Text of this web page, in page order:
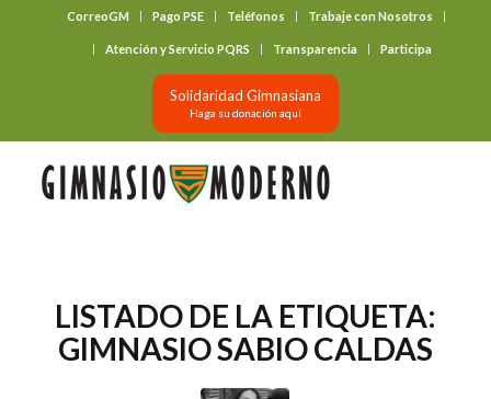
CorreoGM Pago PSE Teléfonos Trabaje con Nosotros
Atención y Servicio PQRS Transparencia Participa
Solidaridad Gimnasiana
Haga su donación aquí
LISTADO DE LA ETIQUETA:
GIMNASIO SABIO CALDAS